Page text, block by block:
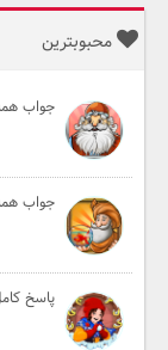
محبوبترین
جواب
جواب
پاسخ